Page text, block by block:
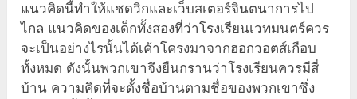
แนวคิดนี้ทำให้แชดวิกและเว็บสเตอร์จินตนาการไป
ไกล แนวคิดของเด็กทั้งสองที่ว่าโรงเรียนเวทมนตร์ควร
จะเป็นอย่างไรนั้นได้เค้าโครงมาจากฮอกวอตส์เกือบ
ทั้งหมด ดังนั้นพวกเขาจึงยืนกรานว่าโรงเรียนควรมีสี่
บ้าน ความคิดที่จะตั้งชื่อบ้านตามชื่อของพวกเขาซึ่ง